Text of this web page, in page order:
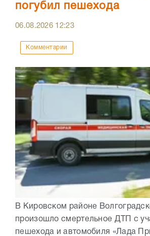
погубил пешехода
06.08.2026 12:23
Комментарии
В Кировском районе
произошло смертельное ДТП с
пешехода и автомобиля «Лада